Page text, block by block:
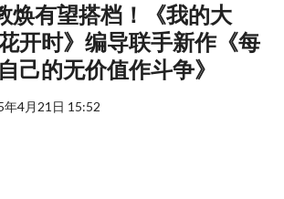
焕有望搭档！《我的大
开时》编导联手新作《每
己的无价值作斗争》
年4月21日 15:52